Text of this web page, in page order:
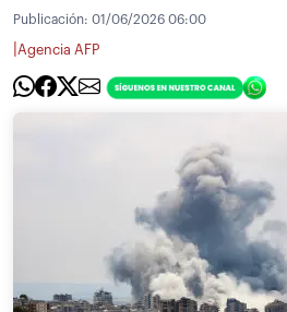
Publicación: 01/06/2026 06:00
Agencia AFP